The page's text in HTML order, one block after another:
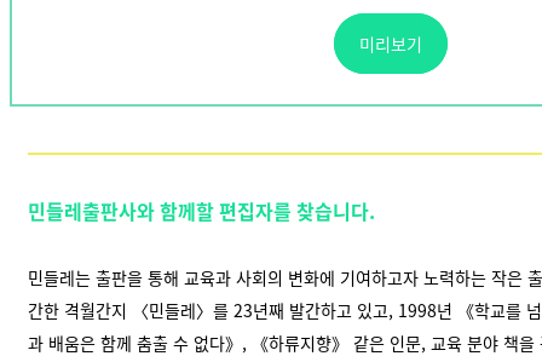
미리보기
민들레출판사와 함께할 편집자를 찾습니다.
민들레는 출판을 통해 교육과 사회의 변화에 기여하고자 노력하는 작은
간한 격월간지 〈민들레〉를 23년째 발간하고 있고, 1998년 《학교를
과 배움은 함께 춤출 수 없다》, 《하류지향》 같은 인문, 교육 분야 책을